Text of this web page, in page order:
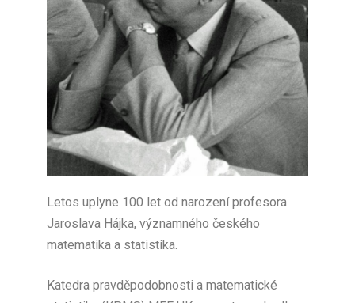
Letos uplyne 100 let od narození profesora
Jaroslava Hájka, významného českého
matematika a statistika.
Katedra pravděpodobnosti a matematické